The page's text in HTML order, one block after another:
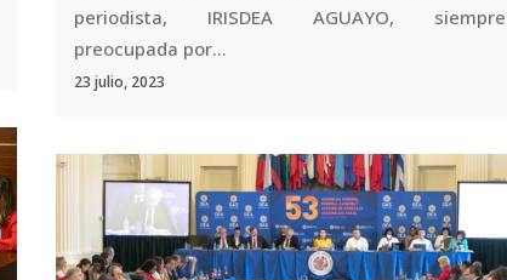
periodista, IRISDEA AGUAYO, siempre
preocupada por...
23 julio, 2023